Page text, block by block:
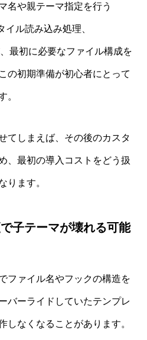
名や親テーマ指定を行う
ル読み込み処理、
最初に必要なファイル構成を
の初期準備が初心者にとって
。
てしまえば、その後のカスタ
、最初の導入コストをどう扱
ります。
子テーマが壊れる可能
ファイル名やフックの構造を
バーライドしていたテンプレ
しなくなることがあります。